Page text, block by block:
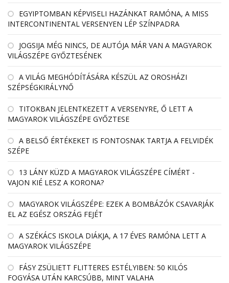
EGYIPTOMBAN KÉPVISELI HAZÁNKAT RAMÓNA, A MISS
INTERCONTINENTAL VERSENYEN LÉP SZÍNPADRA
JOGSIJA MÉG NINCS, DE AUTÓJA MÁR VAN A MAGYAROK
VILÁGSZÉPE GYŐZTESÉNEK
A VILÁG MEGHÓDÍTÁSÁRA KÉSZÜL AZ OROSHÁZI
SZÉPSÉGKIRÁLYNŐ
TITOKBAN JELENTKEZETT A VERSENYRE, Ő LETT A
MAGYAROK VILÁGSZÉPE GYŐZTESE
A BELSŐ ÉRTÉKEKET IS FONTOSNAK TARTJA A FELVIDÉK
SZÉPE
13 LÁNY KÜZD A MAGYAROK VILÁGSZÉPE CÍMÉRT -
VAJON KIÉ LESZ A KORONA?
MAGYAROK VILÁGSZÉPE: EZEK A BOMBÁZÓK CSAVARJÁK
EL AZ EGÉSZ ORSZÁG FEJÉT
A SZÉKÁCS ISKOLA DIÁKJA, A 17 ÉVES RAMÓNA LETT A
MAGYAROK VILÁGSZÉPE
FÁSY ZSÜLIETT FLITTERES ESTÉLYIBEN: 50 KILÓS
FOGYÁSA UTÁN KARCSÚBB, MINT VALAHA